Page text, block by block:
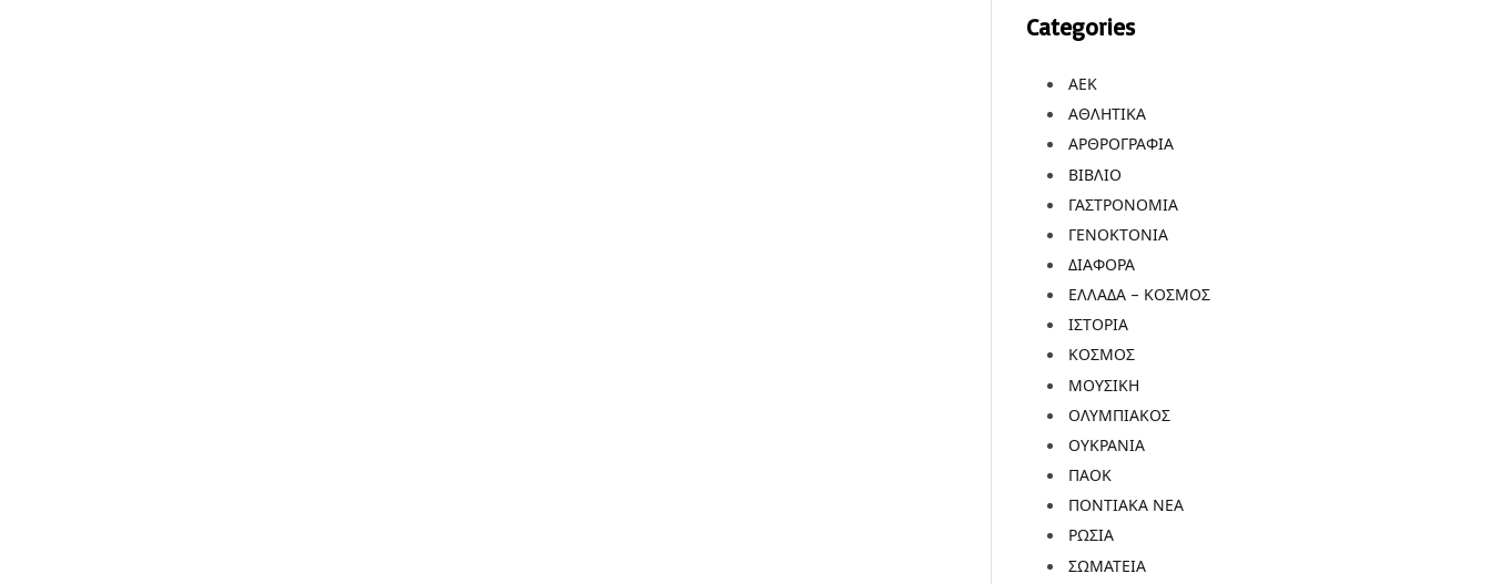
Categories
ΑΕΚ
ΑΘΛΗΤΙΚΑ
ΑΡΘΡΟΓΡΑΦΙΑ
ΒΙΒΛΙΟ
ΓΑΣΤΡΟΝΟΜΙΑ
ΓΕΝΟΚΤΟΝΙΑ
ΔΙΑΦΟΡΑ
ΕΛΛΑΔΑ – ΚΟΣΜΟΣ
ΙΣΤΟΡΙΑ
ΚΟΣΜΟΣ
ΜΟΥΣΙΚΗ
ΟΛΥΜΠΙΑΚΟΣ
ΟΥΚΡΑΝΙΑ
ΠΑΟΚ
ΠΟΝΤΙΑΚΑ ΝΕΑ
ΡΩΣΙΑ
ΣΩΜΑΤΕΙΑ